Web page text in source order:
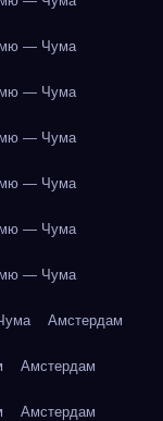
— Чума
— Чума
— Чума
— Чума
— Чума
— Чума
Амстердам
Амстердам
Амстердам